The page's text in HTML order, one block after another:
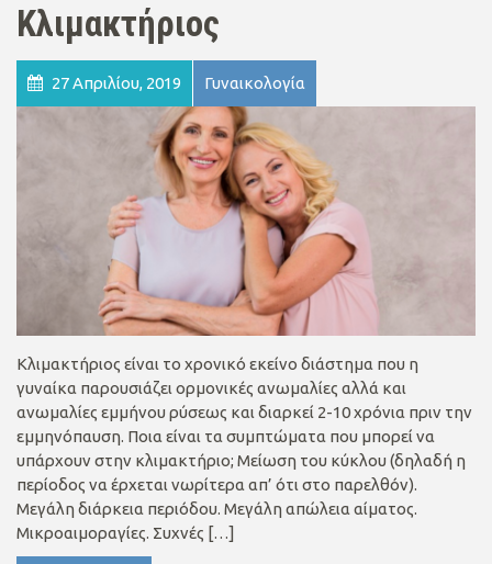
Κλιμακτήριος
27 Απριλίου, 2019 Γυναικολογία
Κλιμακτήριος είναι το χρονικό εκείνο διάστημα που η
γυναίκα παρουσιάζει ορμονικές ανωμαλίες αλλά και
ανωμαλίες εμμήνου ρύσεως και διαρκεί 2-10 χρόνια πριν την
εμμηνόπαυση. Ποια είναι τα συμπτώματα που μπορεί να
υπάρχουν στην κλιμακτήριο; Μείωση του κύκλου (δηλαδή η
περίοδος να έρχεται νωρίτερα απ’ ότι στο παρελθόν).
Μεγάλη διάρκεια περιόδου. Μεγάλη απώλεια αίματος.
Μικροαιμοραγίες. Συχνές […]